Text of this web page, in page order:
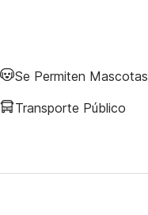
Se Permiten Mascotas
Transporte Público